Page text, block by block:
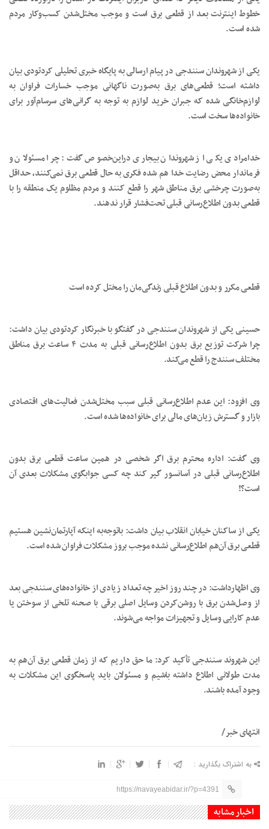
خطوط اینترنت بعد از قطعی برق است و موجب مختل‌شدن کسب‌وکار مردم
شده است.
یکی از شهروندان سنندجی در پیام ارسالی به پایگاه خبری تحلیلی کردتودی بیان
داشته است؛ قطعی‌های برق به‌صورت ناگهانی موجب خسارات فراوان به
لوازم‌خانگی شده که جبران خرید لوازم به توجه به گرانی‌های سرسام‌آور برای
خانواده‌ها سخت است.
خدامرادی یکی از شهروندان بیجاری دراین‌خصوص گفت: چرا مسئولان و
فرماندار محض رضایت خدا هم شده فکری به حال قطعی برق نمی‌کنند، حداقل
به‌صورت چرخشی برق مناطق شهر را قطع کنند و مردم مظلوم یک منطقه را با
قطعی بدون اطلاع‌رسانی قبلی تحت‌فشار قرار ندهند.
قطعی مکرر و بدون اطلاع قبلی زندگی‌مان را مختل کرده است
حسینی یکی از شهروندان سنندجی در گفتگو با خبرنگار کردتودی بیان داشت:
چرا شرکت توزیع برق بدون اطلاع‌رسانی قبلی به مدت ۴ ساعت برق مناطق
مختلف سنندج را قطع می‌کند.
وی افزود: این عدم اطلاع‌رسانی قبلی سبب مختل‌شدن فعالیت‌های اقتصادی
بازار و گسترش زیان‌های مالی برای خانواده‌ها شده است.
وی گفت: اداره محترم برق اگر شخصی در همین ساعت قطعی برق بدون
اطلاع‌رسانی قبلی در آسانسور گیر کند چه کسی جوابگوی مشکلات بعدی آن
است؟!
یکی از ساکنان خیابان انقلاب بیان داشت: باتوجه‌به اینکه آپارتمان‌نشین هستیم
قطعی برق آن‌هم اطلاع‌رسانی نشده موجب بروز مشکلات فراوان شده است.
وی اظهارداشت: در چند روز اخیر چه تعداد زیادی از خانواده‌های سنندجی بعد
از وصل‌شدن برق با روشن‌کردن وسایل اصلی برقی با صحنه تلخی از سوختن یا
عدم کارایی وسایل و تجهیزات مواجه می‌شوند.
این شهروند سنندجی تأکید کرد: ما حق داریم که از زمان قطعی برق آن‌هم به
مدت طولانی اطلاع داشته باشیم و مسئولان باید پاسخگوی این مشکلات به
وجود آمده باشند.
انتهای خبر/
به اشتراک بگذارید :
https://navayeabidar.ir/?p=4391
اخبار مشابه